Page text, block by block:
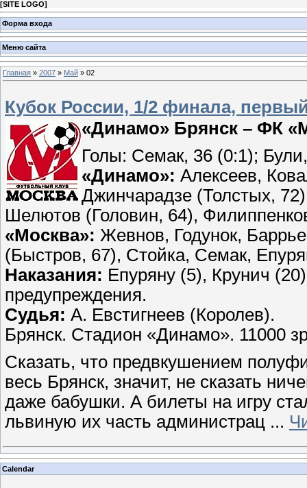
[SITE LOGO]
Форма входа
Меню сайта
Главная » 2007 » Май » 02
Кубок России, 1/2 финала,
«Динамо» Брянск – ФК
Голы: Семак, 36 (0:1);
«Динамо»: Алексеев,
Джинчарадзе (Толстых,
Шелютов (Головин, 64),
«Москва»: Жевнов, Годунок,
(Быстров, 67), Стойка, Семак,
Наказания: Епуряну (5), Крунич
предупреждения.
Судья: А. Евстигнеев (Королев).
Брянск. Стадион «Динамо». 11000
Сказать, что предвкушением
весь Брянск, значит, не сказать
даже бабушки. А билеты на игру
львиную их часть администрац ...
Calendar